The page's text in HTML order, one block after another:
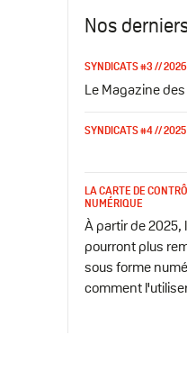
Nos
SYNDICATS #3 // 2026
Le Magazine
SYNDICATS #4 // 2025
LA CARTE DE
NUMÉRIQUE
À partir de
pourront plus
sous forme
comment